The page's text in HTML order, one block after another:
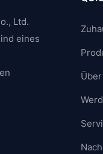
Ltd.
eines